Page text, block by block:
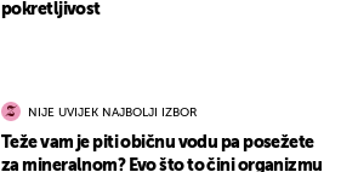
pokretljivost
NIJE UVIJEK NAJBOLJI IZBOR
Teže vam je piti običnu vodu pa posežete
za mineralnom? Evo što to čini organizmu